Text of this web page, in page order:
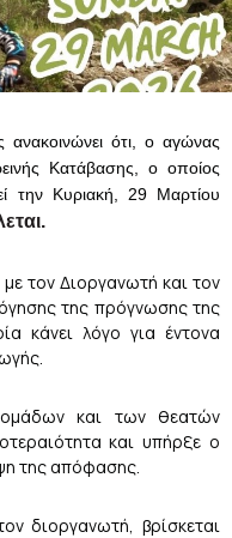
ανακοινώνει ότι
ο αγώνας
Κατάβασης, ο οποίος
την Κυριακή, 29 Μαρτίου
τον Διοργανωτή και τον
της πρόγνωσης της
κάνει λόγο για έντονα
και των θεατών
και υπήρξε ο
της απόφασης.
διοργανωτή, βρίσκεται